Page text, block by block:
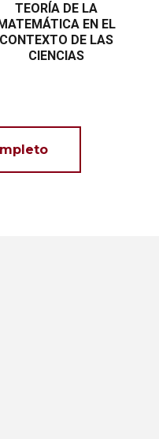
TEORÍA DE LA
EN EL
CONTEXTO DE LAS
CIENCIAS